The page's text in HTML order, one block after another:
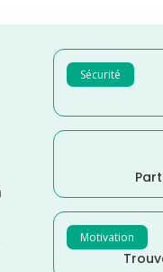
Sécurité
Motivation